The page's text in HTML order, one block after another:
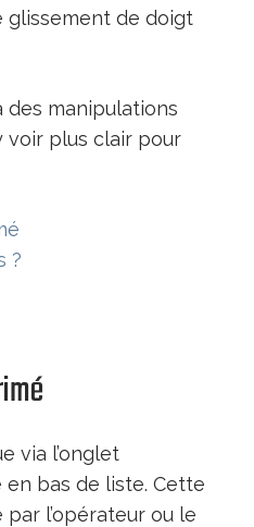
glissement de doigt
des manipulations
voir plus clair pour
?
via l’onglet
en bas de liste. Cette
l’opérateur ou le